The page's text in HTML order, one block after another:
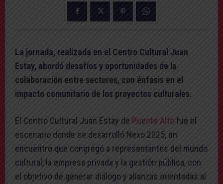
La jornada, realizada en el Centro Cultural Juan
Estay, abordó desafíos y oportunidades de la
colaboración entre sectores, con énfasis en el
impacto comunitario de los proyectos culturales.
El Centro Cultural Juan Estay de Puente Altofue el
escenario donde se desarrolló Nexo 2025, un
encuentro que congregó a representantes del mundo
cultural, la empresa privada y la gestión pública, con
el objetivo de generar diálogo y alianzas orientadas al